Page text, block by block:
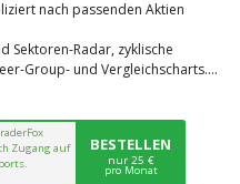
nach passenden Aktien
Sektoren-Radar, zyklische
Group- und Vergleichscharts....
Zugang auf
BESTELLEN
nur 25 €
pro Monat